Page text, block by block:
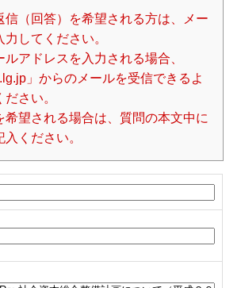
信（回答）を希望される方は、メー
してください。
アドレスを入力される場合、
」からのメールを受信できるよ
さい。
希望される場合は、質問の本文中に
ください。